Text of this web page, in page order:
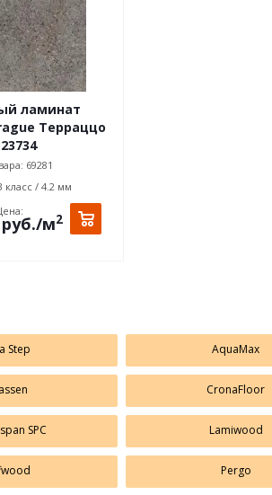
ламинат
Терраццо
69281
класс / 4.2 мм
/м2
Step AquaMax
CronaFloor
SPC Lamiwood
Pergo